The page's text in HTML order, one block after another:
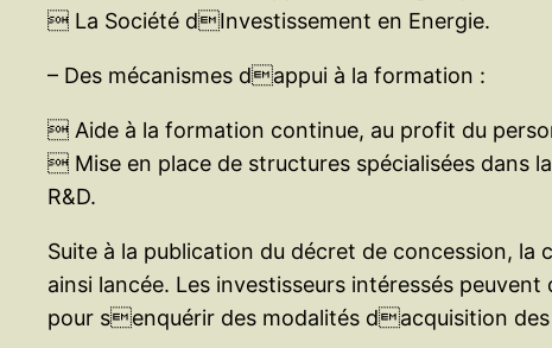
 La Société dInvestissement en Energie.
– Des mécanismes dappui à la formation :
 Aide à la formation continue, au profit du
 Mise en place de structures spécialisées dans
R&D.
Suite à la publication du décret de concession, la
ainsi lancée. Les investisseurs intéressés
pour senquérir des modalités dacquisition